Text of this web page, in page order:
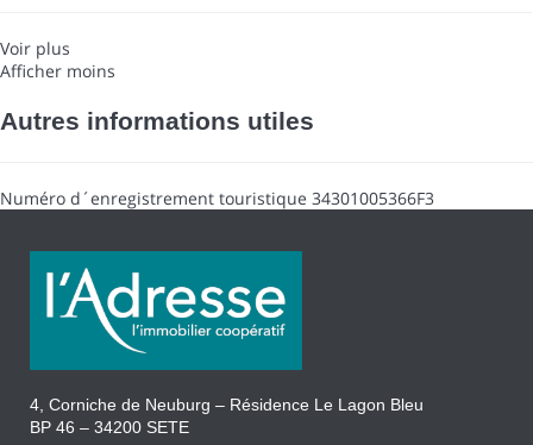
Voir plus
Afficher moins
Autres informations utiles
Numéro d´enregistrement touristique 34301005366F3
4, Corniche de Neuburg – Résidence Le Lagon Bleu
BP 46 – 34200 SETE